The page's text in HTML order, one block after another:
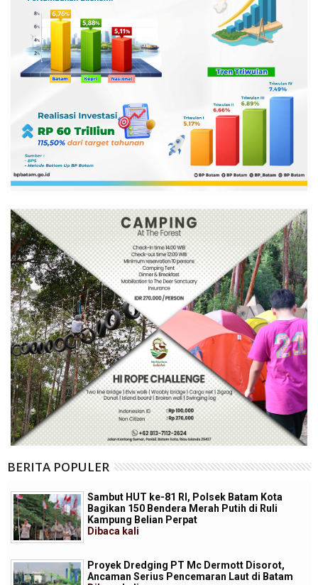
BERITA POPULER
Sambut HUT ke-81 RI, Polsek Batam Kota
Bagikan 150 Bendera Merah Putih di Ruli
Kampung Belian Perpat
Dibaca kali
Proyek Dredging PT Mc Dermott Disorot,
Ancaman Serius Pencemaran Laut di Batam